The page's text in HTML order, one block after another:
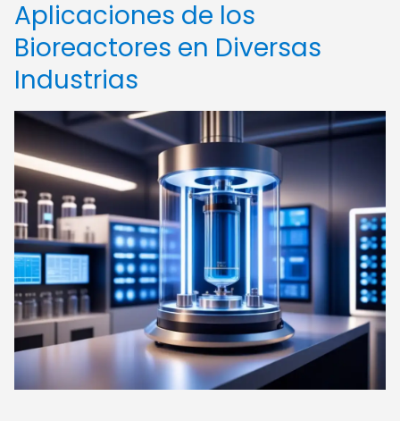
Aplicaciones de los
Bioreactores en Diversas
Industrias